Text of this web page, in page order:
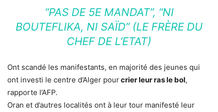
“PAS DE 5E MANDAT”, “NI
BOUTEFLIKA, NI SAÏD” (LE FRÈRE DU
CHEF DE L’ETAT)
Ont scandé les manifestants, en majorité des jeunes qui
ont investi le centre d’Alger pourcrier leur ras le bol,
rapporte l’AFP.
Oran et d’autres localités ont à leur tour manifesté leur